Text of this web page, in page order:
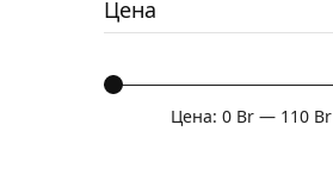
Цена
Цена:0 Br — 110 Br